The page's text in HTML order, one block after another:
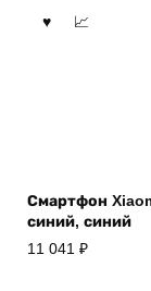
Смартфон
синий, синий
11 041 ₽